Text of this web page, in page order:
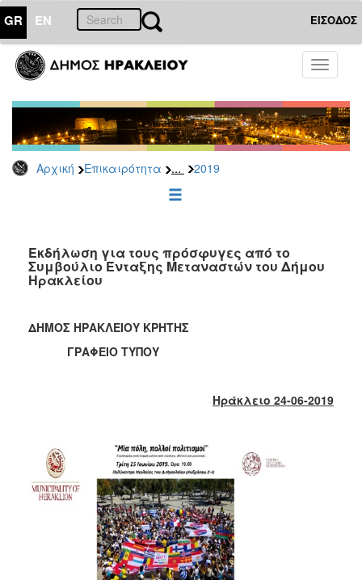
GR EN ΕΙΣΟΔΟΣ
Toggle
Αρχική Επικαιρότητα ... 2019
ΕΠΙΚΑΙΡΟΤΗΤΑ
Τύπου
Αρχείο
2026
2025
2022
2021
2019
2018
2012
2011
Εκδήλωση για τους πρόσφυγες από το
Συμβούλιο Ένταξης Μεταναστών του Δήμου
Ηρακλείου
ΔΗΜΟΣ ΗΡΑΚΛΕΙΟΥ ΚΡΗΤΗΣ
ΓΡΑΦΕΙΟ ΤΥΠΟΥ
Ηράκλειο 24-06-2019